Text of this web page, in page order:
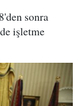
sonra
işletme